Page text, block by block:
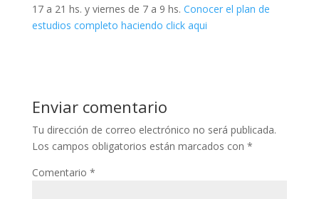
17 a 21 hs. y viernes de 7 a 9 hs. Conocer el plan de
estudios completo haciendo click aqui
Enviar comentario
Tu dirección de correo electrónico no será publicada.
Los campos obligatorios están marcados con *
Comentario *